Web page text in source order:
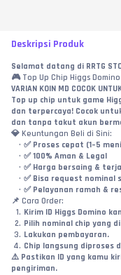
Deskripsi Produk
Selamat datang di RRTG
🎮 Top Up Chip Higgs
VARIAN KOIN MD COCOK
Top up chip untuk game
dan terpercaya! Cocok
dan tanpa takut akun
💎 Keuntungan Beli di Sini:
✅ Proses cepat (1–5
✅ 100% Aman & Legal
✅ Harga bersaing &
✅ Bisa request nominal
✅ Pelayanan ramah &
📌 Cara Order:
Kirim ID Higgs Domino
Pilih nominal chip yang
Lakukan pembayaran.
Chip langsung diproses
⚠️ Pastikan ID yang kamu
pengiriman.